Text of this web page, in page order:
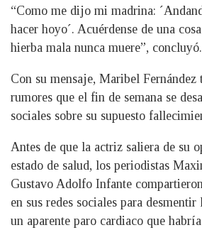
“Como me dijo mi madrina:
hacer hoyo´. Acuérdense de una
hierba mala nunca muere”, concluyó.
Con su mensaje, Maribel
rumores que el fin de semana se
sociales sobre su supuesto
Antes de que la actriz saliera de su
estado de salud, los periodistas
Gustavo Adolfo Infante
en sus redes sociales para
un aparente paro cardiaco que